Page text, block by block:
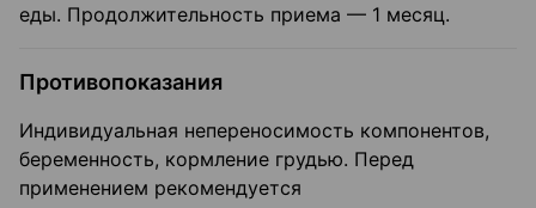
еды. Продолжительность приема — 1 месяц.
Противопоказания
Индивидуальная непереносимость компонентов,
беременность, кормление грудью. Перед
применением рекомендуется